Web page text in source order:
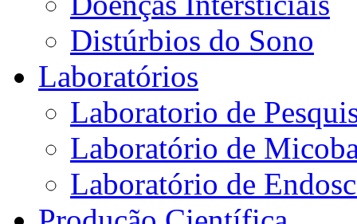
Distúrbios do Sono
Laboratórios
Laboratorio de
Laboratório de
Laboratório de